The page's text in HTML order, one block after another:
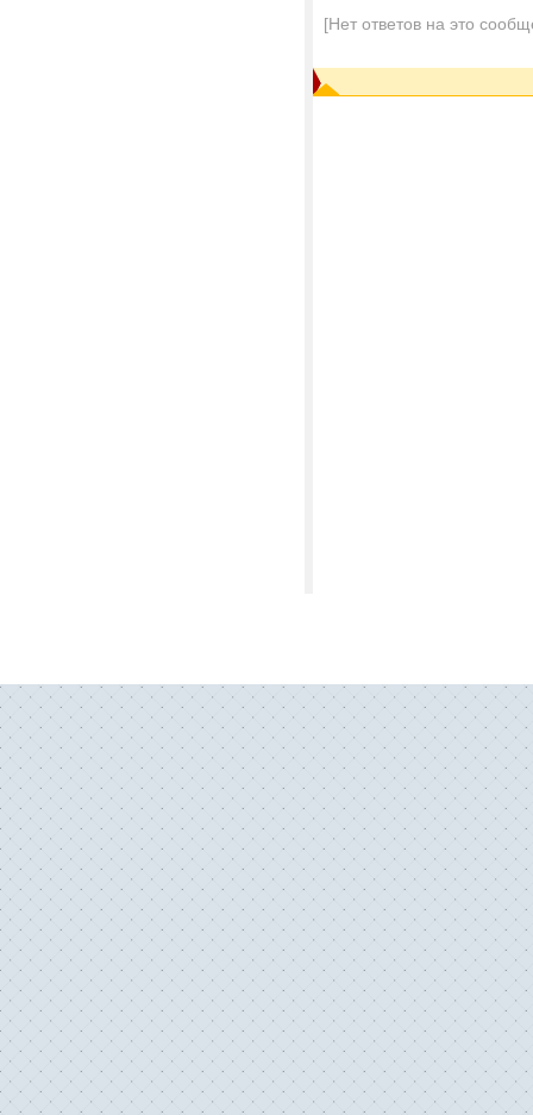
[Нет ответов на это